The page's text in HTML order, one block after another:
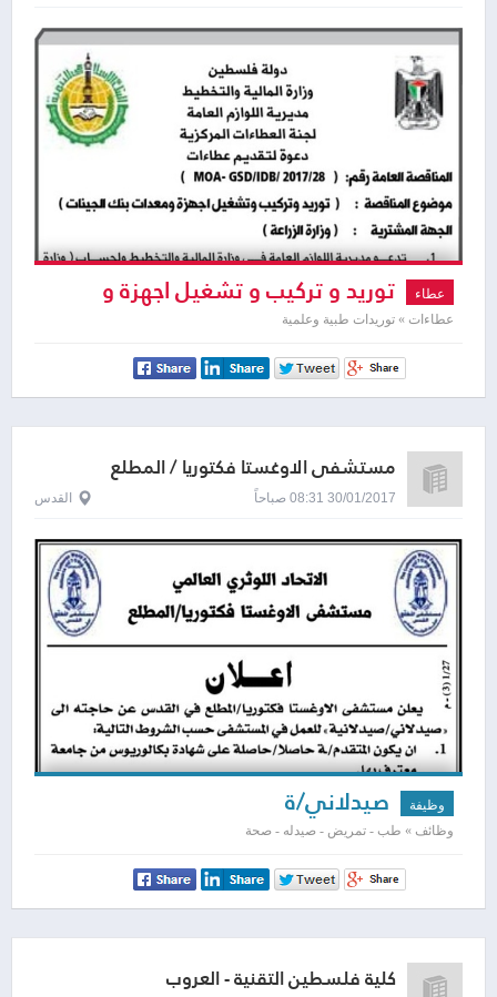
عطاء توريد و تركيب و تشغيل اجهزة و
معدات بنك الجينات
عطاءات » توريدات طبية وعلمية
مستشفى الاوغستا فكتوريا / المطلع
30/01/2017 08:31 صباحاً القدس
وظيفة صيدلاني/ة
وظائف » طب - تمريض - صيدله - صحة
كلية فلسطين التقنية - العروب